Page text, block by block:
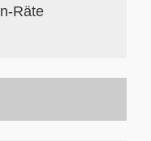
Räte